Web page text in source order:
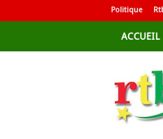
Politique
ACCUEIL
d